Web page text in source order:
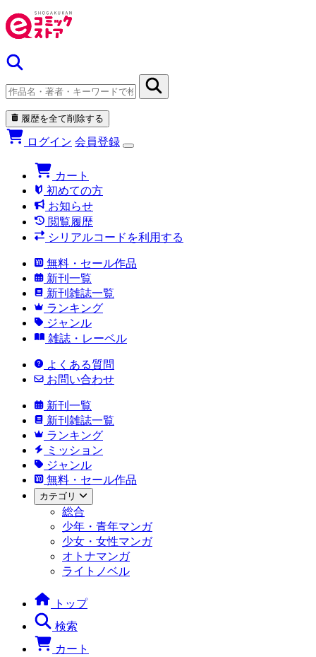
履歴を全て削除する
ログイン 会員登録
カート
初めての方
お知らせ
閲覧履歴
シリアルコードを利用する
無料・セール作品
新刊一覧
新刊雑誌一覧
ランキング
ジャンル
雑誌・レーベル
よくある質問
お問い合わせ
新刊一覧
新刊雑誌一覧
ランキング
ミッション
ジャンル
無料・セール作品
カテゴリ
総合
少年・青年マンガ
少女・女性マンガ
オトナマンガ
ライトノベル
トップ
検索
カート